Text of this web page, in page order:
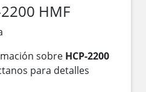
HMF
sobre HCP-2200
para detalles